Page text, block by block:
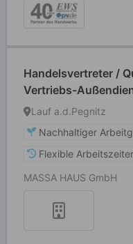
Handelsvertreter /
Vertriebs-
Lauf a.d.Pegnitz
Nachhaltiger
Flexible
MASSA HAUS GmbH